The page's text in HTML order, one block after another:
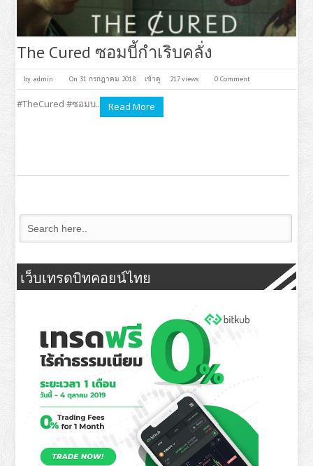
The Cured ซอมบี้กำเริบคลั่ง
by admin On 31 กรกฎาคม 2018 เข้าดู 217 views 0 Comment
#TheCured #ซอมบ.. Read More
เว็บเทรดบิทคอยน์ไทย